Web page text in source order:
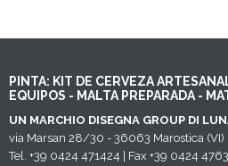
PINTA: KIT DE CERVEZA
EQUIPOS - MALTA PREPARADA -
UN MARCHIO DISEGNA GROUP DI
via Marsan 28/30 - 36063 Marostica (VI)
Tel. +39 0424 471424 | Fax +39 0424